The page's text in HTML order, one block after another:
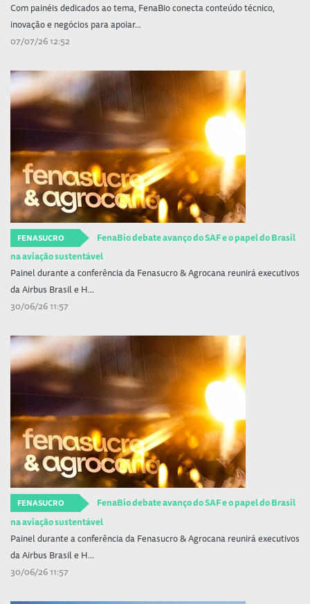
Com painéis dedicados ao tema, FenaBio conecta conteúdo técnico,
inovação e negócios para apoiar...
07/07/26 12:52
FENASUCRO
FenaBio debate avanço do SAF e o papel do Brasil
na aviação sustentável
Painel durante a conferência da Fenasucro & Agrocana reunirá executivos
da Airbus Brasil e H...
30/06/26 11:57
FENASUCRO
FenaBio debate avanço do SAF e o papel do Brasil
na aviação sustentável
Painel durante a conferência da Fenasucro & Agrocana reunirá executivos
da Airbus Brasil e H...
30/06/26 11:57